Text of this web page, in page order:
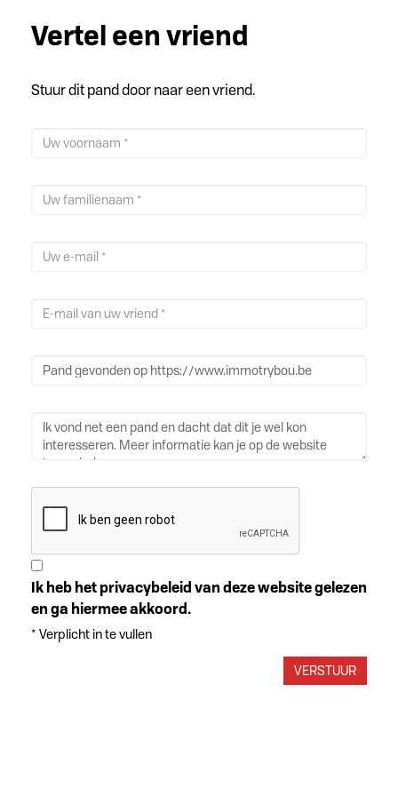
Vertel een vriend
Stuur dit pand door naar een vriend.
Ik heb het privacybeleid van deze website gelezen
en ga hiermee akkoord.
* Verplicht in te vullen